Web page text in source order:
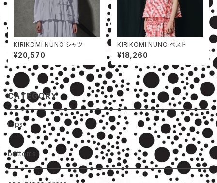
KIRIKOMI NUNO シャツ
¥20,570
KIRIKOMI NUNO ベスト
¥18,260
CATEGORY
tops
bottoms